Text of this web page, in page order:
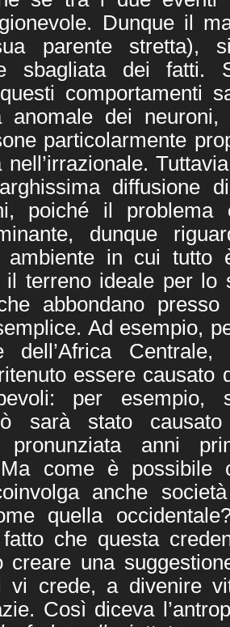
Dunque il
parente stretta),
sbagliata dei fatti.
comportamenti
anomale dei
particolarmente
nell’irrazionale.
diffusione
poiché il problema
dunque
ambiente in cui tutto
il terreno ideale per lo
abbondano
Ad esempio,
dell’Africa
essere causato
per esempio,
sarà stato
pronunziata anni
Ma come è possibile
anche
quella
che questa
creare una
vi crede, a divenire
Così diceva